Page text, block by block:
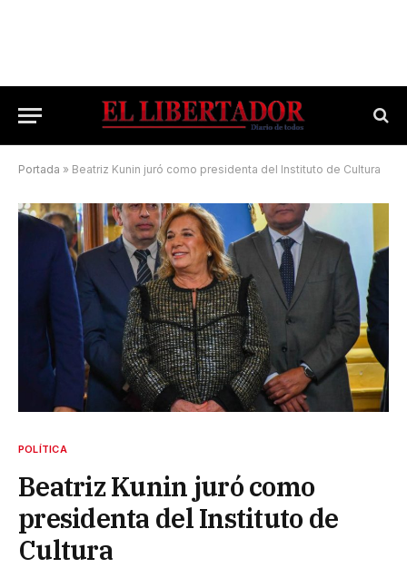
Portada » Beatriz Kunin juró como presidenta del Instituto de Cultura
POLÍTICA
Beatriz Kunin juró como
presidenta del Instituto de
Cultura